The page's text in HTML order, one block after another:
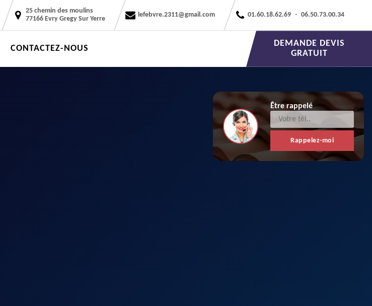
25 chemin des moulins
77166 Evry Gregy Sur Yerre
lefebvre.2311@gmail.com 01.60.18.62.69 - 06.50.73.00.34
CONTACTEZ-NOUS
DEMANDE DEVIS
GRATUIT
Être rappelé